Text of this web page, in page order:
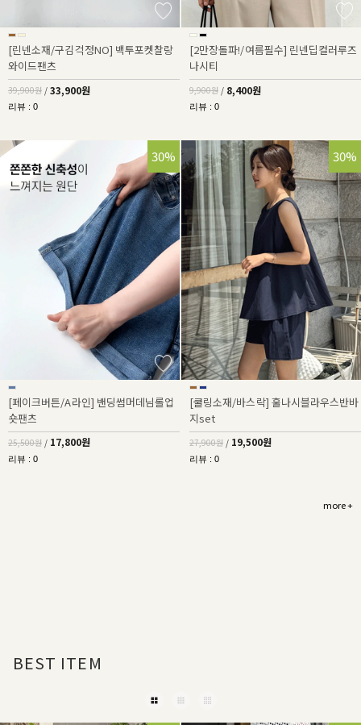
[린넨소재/구김걱정NO] 백투포켓찰랑
와이드팬츠
39,900원 / 33,900원
리뷰 : 0
[2만장돌파!/여름필수] 린넨딥컬러루즈
나시티
9,900원 / 8,400원
리뷰 : 0
30%
[페이크버튼/A라인] 밴딩썸머데님롤업
숏팬츠
25,500원 / 17,800원
리뷰 : 0
30%
[쿨링소재/바스락] 훌나시블라우스반바
지set
27,900원 / 19,500원
리뷰 : 0
more +
BEST ITEM